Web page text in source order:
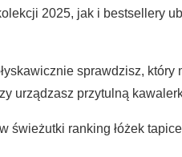
2025, jak i bestsellery
sprawdzisz,
urządzasz przytulną
świeżutki ranking łóżek